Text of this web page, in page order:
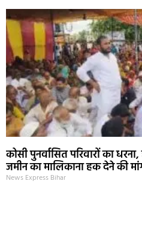
कोसी पुनर्वासित परिवारों का
जमीन का मालिकाना हक देने की
News Express Bihar